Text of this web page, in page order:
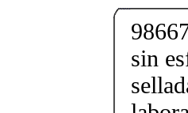
sin